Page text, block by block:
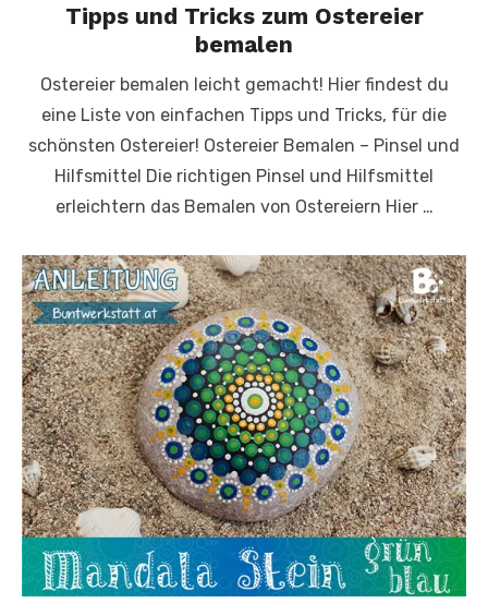
Tipps und Tricks zum Ostereier
bemalen
Ostereier bemalen leicht gemacht! Hier findest du
eine Liste von einfachen Tipps und Tricks, für die
schönsten Ostereier! Ostereier Bemalen – Pinsel und
Hilfsmittel Die richtigen Pinsel und Hilfsmittel
erleichtern das Bemalen von Ostereiern Hier …